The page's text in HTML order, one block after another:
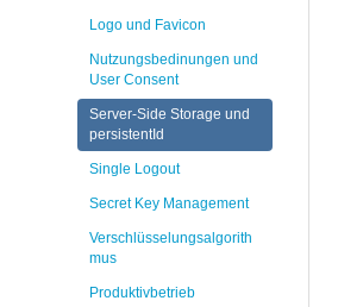
Logo und Favicon
Nutzungsbedinungen und
User Consent
Server-Side Storage und
persistentId
Single Logout
Secret Key Management
Verschlüsselungsalgorith
mus
Produktivbetrieb